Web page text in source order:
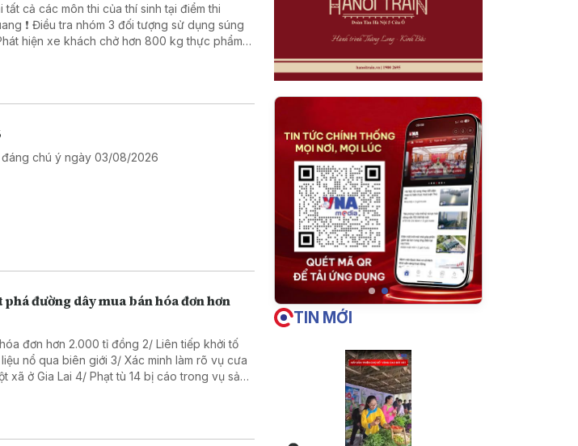
tất cả các môn thi của thí sinh tại điểm thi
súng
chú ý ngày 03/08/2026
đường dây mua bán hóa đơn hơn
đơn hơn 2.000 tỉ đồng 2/ Liên tiếp khởi tố
3/ Xác minh làm rõ vụ cưa
14 bị cáo trong vụ sản
TIN MỚI